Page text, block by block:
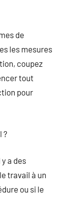
de
les mesures
coupez
tout
pour
?
a des
travail à un
ou si le